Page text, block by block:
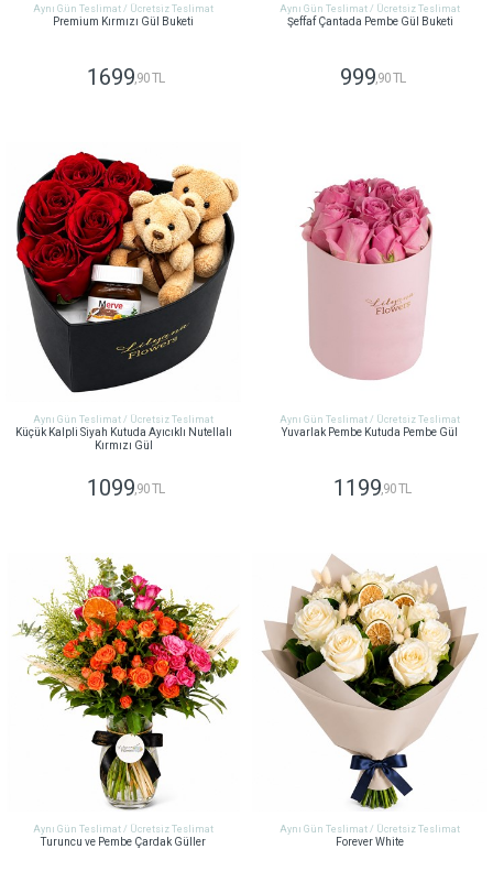
Aynı Gün Teslimat / Ücretsiz Teslimat
Premium Kırmızı Gül Buketi
1699,90 TL
Aynı Gün Teslimat / Ücretsiz Teslimat
Şeffaf Çantada Pembe Gül Buketi
999,90 TL
Aynı Gün Teslimat / Ücretsiz Teslimat
Küçük Kalpli Siyah Kutuda Ayıcıklı Nutellalı
Kırmızı Gül
1099 ,90 TL
Aynı Gün Teslimat / Ücretsiz Teslimat
Yuvarlak Pembe Kutuda Pembe Gül
1199 ,90 TL
Aynı Gün Teslimat / Ücretsiz Teslimat
Turuncu ve Pembe Çardak Güller
Aynı Gün Teslimat / Ücretsiz Teslimat
Forever White